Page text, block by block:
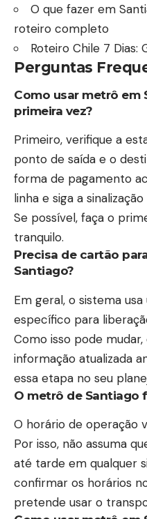
O que fazer em
roteiro completo
Roteiro Chile 7 Dias:
Perguntas
Como usar metrô em
primeira vez?
Primeiro, verifique a
ponto de saída e o
forma de pagamento
linha e siga a
Se possível, faça o
tranquilo.
Precisa de cartão
Santiago?
Em geral, o sistema
específico para
Como isso pode
informação atualizada
essa etapa no seu
O metrô de Santiago
O horário de operação
Por isso, não assuma
até tarde em qualquer
confirmar os horários
pretende usar o